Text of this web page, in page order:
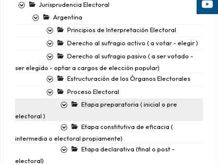
Jurisprudencia Electoral
Argentina
Principios de Interpretación Electoral
Derecho al sufragio activo ( a votar - elegir )
Derecho al sufragio pasivo ( a ser votado -
ser elegido - optar a cargos de elección popular)
Estructuración de los Órganos Electorales
Proceso Electoral
Etapa preparatoria ( inicial o pre
electoral )
Etapa constitutiva de eficacia (
intermedia o electoral propiamente)
Etapa declarativa (final o post -
electoral)